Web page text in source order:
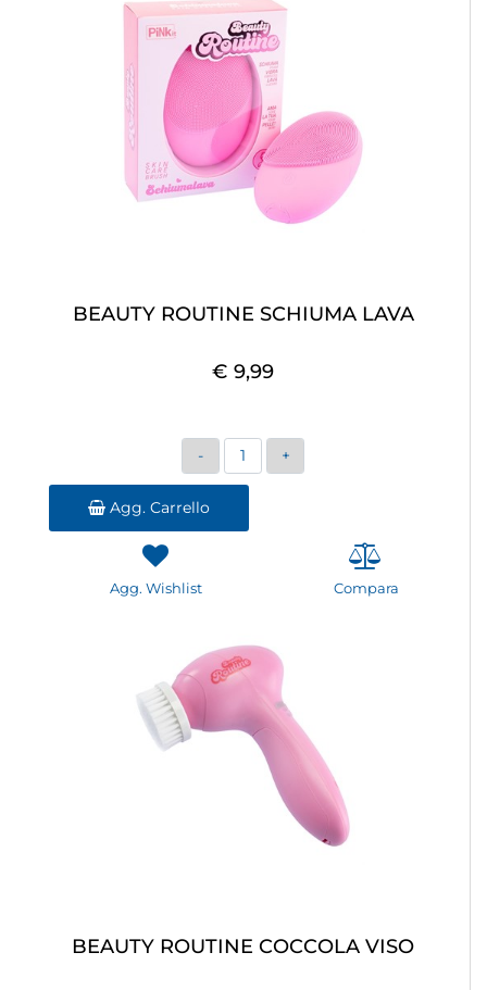
BEAUTY ROUTINE SCHIUMA LAVA
€ 9,99
Quantità
Agg. Carrello
Agg. Wishlist Compara
BEAUTY ROUTINE COCCOLA VISO